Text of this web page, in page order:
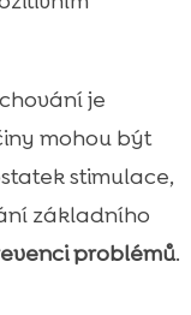
je
mohou být
stimulace,
základního
problémů.